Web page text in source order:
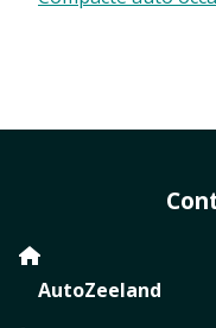
AutoZeeland